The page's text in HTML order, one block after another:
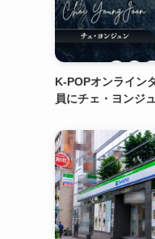
K-POPオンライン
員にチェ・ヨンジ